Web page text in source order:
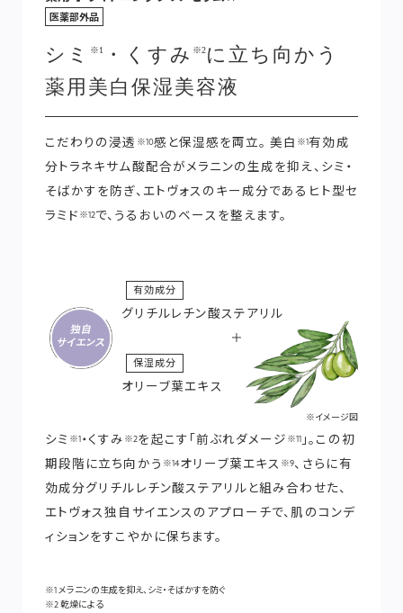
医薬部外品
シミ ※1 ・くすみ ※2に立ち向かう
薬用美白保湿美容液
こだわりの浸透 ※10感と保湿感を両立。 美白 ※1有効成
分トラネキサム酸配合がメラニンの生成を抑え、シミ・
そばかすを防ぎ、エトヴォスのキー成分であるヒト型セ
ラミド ※12で、うるおいのベースを整えます。
有効成分
グリチルレチン酸ステアリル
＋
保湿成分
オリーブ葉エキス
※イメージ図
シミ ※1・くすみ ※2を起こす「前ぶれダメージ ※11 」。この初
期段階に立ち向かう ※14オリーブ葉エキス ※9、さらに有
効成分グリチルレチン酸ステアリルと組み合わせた、
エトヴォス独自サイエンスのアプローチで、肌のコンデ
ィションをすこやかに保ちます。
※1 メラニンの生成を抑え、シミ・そばかすを防ぐ
※2 乾燥による